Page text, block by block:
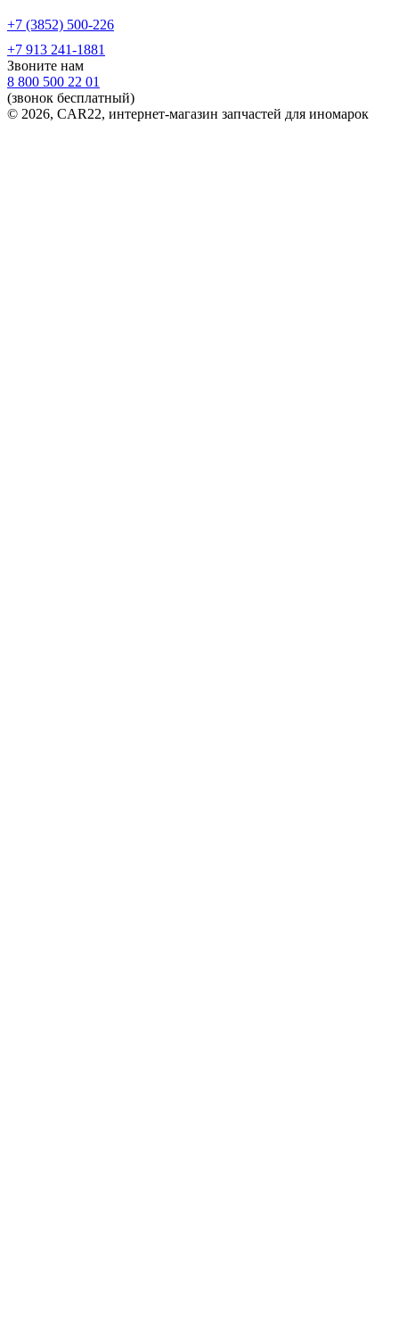
+7 (3852) 500-226
+7 913 241-1881
Звоните нам
8 800 500 22 01
(звонок бесплатный)
© 2026, CAR22, интернет-магазин запчастей для иномарок